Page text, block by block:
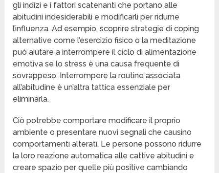
gli indizi e i fattori scatenanti che portano alle
abitudini indesiderabili e modificarli per ridurne
l’influenza. Ad esempio, scoprire strategie di coping
alternative come l’esercizio fisico o la meditazione
può aiutare a interrompere il ciclo di alimentazione
emotiva se lo stress è una causa frequente di
sovrappeso. Interrompere la routine associata
all’abitudine è un’altra tattica essenziale per
eliminarla.
Ciò potrebbe comportare modificare il proprio
ambiente o presentare nuovi segnali che causino
comportamenti alterati. Le persone possono ridurre
la loro reazione automatica alle cattive abitudini e
creare spazio per quelle più positive cambiando